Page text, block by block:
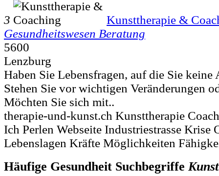
3
Kunsttherapie &
Gesundheitswesen Beratung
5600
Lenzburg
Haben Sie Lebensfragen, auf die Sie keine
Stehen Sie vor wichtigen Veränderungen
Möchten Sie sich mit..
therapie-und-kunst.ch Kunsttherapie
Ich Perlen Webseite Industriestrasse Krise
Lebenslagen Kräfte Möglichkeiten
Häufige Gesundheit Suchbegriffe